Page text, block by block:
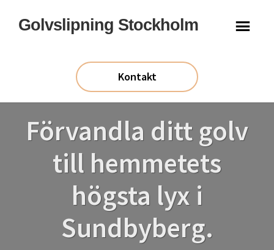
Golvslipning Stockholm
Kontakt
Förvandla ditt golv
till hemmetets
högsta lyx i
Sundbyberg.